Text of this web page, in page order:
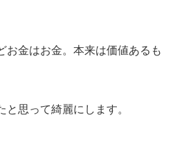
お金はお金。本来は価値あるも
思って綺麗にします。